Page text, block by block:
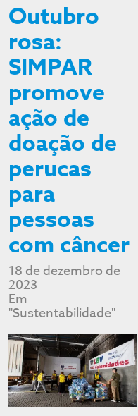
Outubro
rosa:
SIMPAR
promove
ação de
doação de
perucas
para
pessoas
com câncer
18 de dezembro de
2023
Em
"Sustentabilidade"